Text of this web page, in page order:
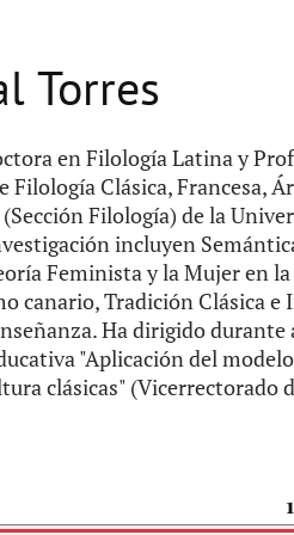
Torres
en Filología Latina y
Clásica, Francesa,
Filología) de la
incluyen
Feminista y la Mujer en
canario, Tradición Clásica e
Ha dirigido durante
"Aplicación del
clásicas" (Vicerrectorado